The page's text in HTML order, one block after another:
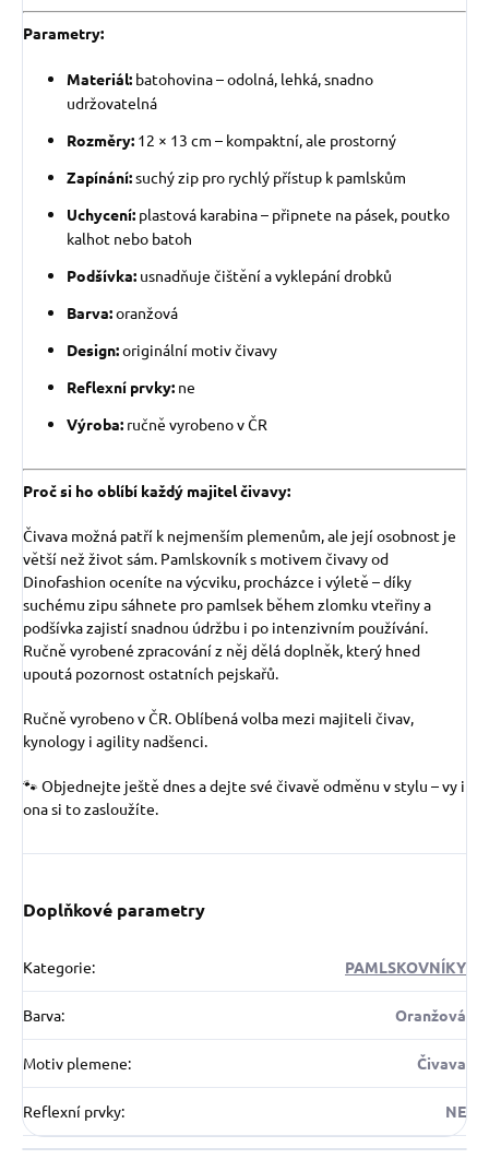
Parametry:
Materiál: batohovina – odolná, lehká, snadno
udržovatelná
Rozměry: 12 × 13 cm – kompaktní, ale prostorný
Zapínání:suchý zip pro rychlý přístup k pamlskům
Uchycení: plastová karabina – připnete na pásek, poutko
kalhot nebo batoh
Podšívka: usnadňuje čištění a vyklepání drobků
Barva:oranžová
Design:originální motiv čivavy
Reflexní prvky: ne
Výroba: ručně vyrobeno v ČR
Proč si ho oblíbí každý majitel čivavy:
Čivava možná patří k nejmenším plemenům, ale její osobnost je
větší než život sám. Pamlskovník s motivem čivavy od
Dinofashion oceníte na výcviku, procházce i výletě – díky
suchému zipu sáhnete pro pamlsek během zlomku vteřiny a
podšívka zajistí snadnou údržbu i po intenzivním používání.
Ručně vyrobené zpracování z něj dělá doplněk, který hned
upoutá pozornost ostatních pejskařů.
Ručně vyrobeno v ČR. Oblíbená volba mezi majiteli čivav,
kynology i agility nadšenci.
🐾 Objednejte ještě dnes a dejte své čivavě odměnu v stylu – vy i
ona si to zasloužíte.
Doplňkové parametry
Kategorie: PAMLSKOVNÍKY
Barva: Oranžová
Motiv plemene: Čivava
Reflexní prvky: NE